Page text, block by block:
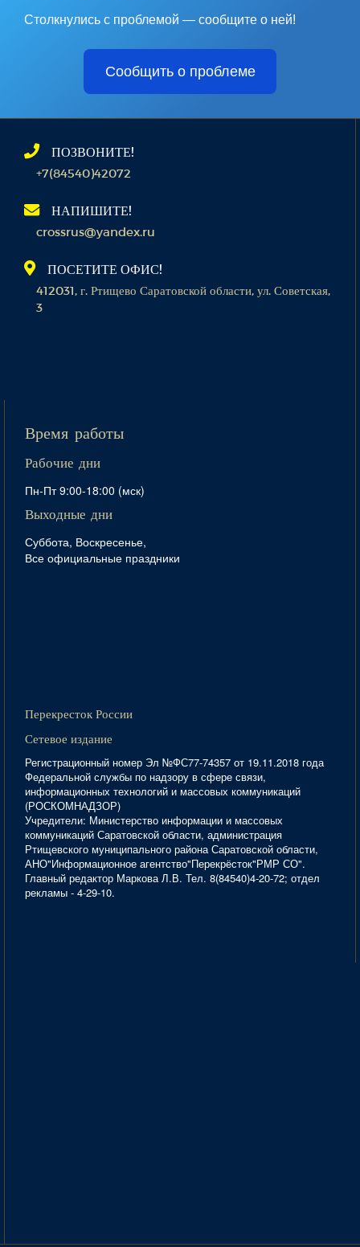
Столкнулись с проблемой — сообщите о ней!
Сообщить о проблеме
ПОЗВОНИТЕ!
+7(84540)42072
НАПИШИТЕ!
crossrus@yandex.ru
ПОСЕТИТЕ ОФИС!
412031, г. Ртищево Саратовской области, ул. Советская,
3
Время работы
Рабочие дни
Пн-Пт 9:00-18:00 (мск)
Выходные дни
Суббота, Воскресенье,
Все официальные праздники
Перекресток России
Сетевое издание
Регистрационный номер Эл №ФС77-74357 от 19.11.2018 года
Федеральной службы по надзору в сфере связи,
информационных технологий и массовых коммуникаций
(РОСКОМНАДЗОР)
Учредители: Министерство информации и массовых
коммуникаций Саратовской области, администрация
Ртищевского муниципального района Саратовской области,
АНО"Информационное агентство"Перекрёсток"РМР СО".
Главный редактор Маркова Л.В. Тел. 8(84540)4-20-72; отдел
рекламы - 4-29-10.